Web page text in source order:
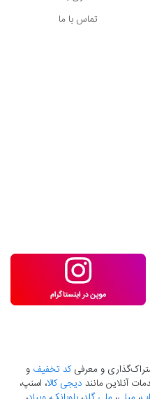
تماس با ما
و معرفیکد تخفیف و
آنلاین مانند دیجی کالا، اسنپ،